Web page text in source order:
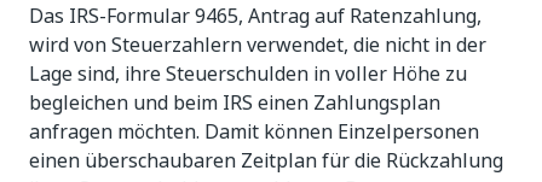
Das IRS-Formular 9465, Antrag auf Ratenzahlung,
wird von Steuerzahlern verwendet, die nicht in der
Lage sind, ihre Steuerschulden in voller Höhe zu
begleichen und beim IRS einen Zahlungsplan
anfragen möchten. Damit können Einzelpersonen
einen überschaubaren Zeitplan für die Rückzahlung